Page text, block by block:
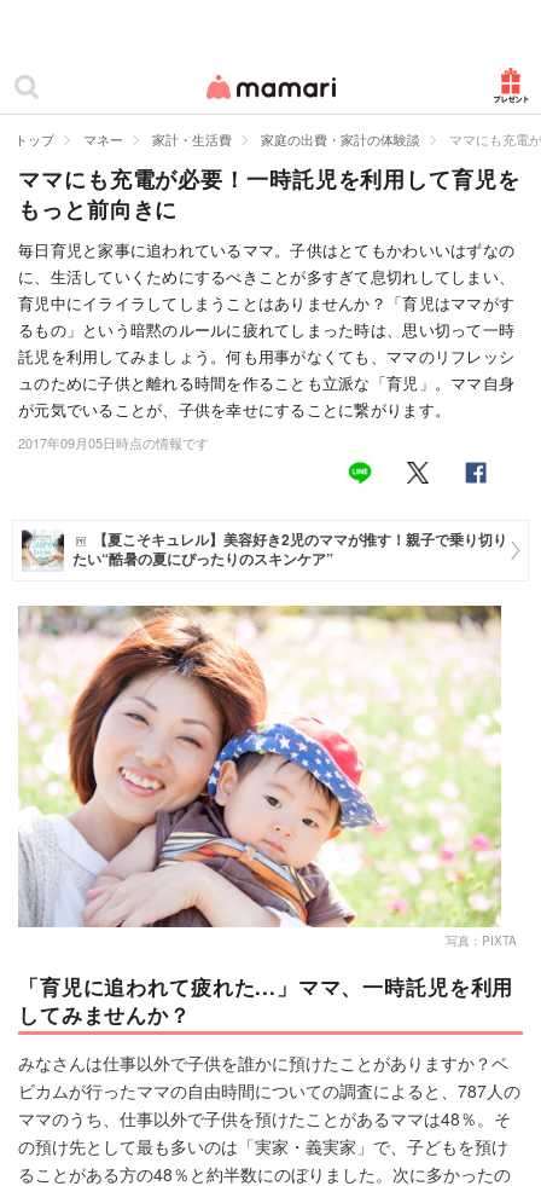
ママリ
カテゴリー一覧
妊娠
出産
赤ちゃん・育児
子育て・家族
病院
住まい
トレンド・イベント
トップ マネー 家計・生活費 家庭の出費・家計の体験談 ママにも充電
ママにも充電が必要！一時託児を利用して育児を
もっと前向きに
毎日育児と家事に追われているママ。子供はとてもかわいいはずなの
に、生活していくためにするべきことが多すぎて息切れしてしまい、
育児中にイライラしてしまうことはありませんか？「育児はママがす
るもの」という暗黙のルールに疲れてしまった時は、思い切って一時
託児を利用してみましょう。何も用事がなくても、ママのリフレッシ
ュのために子供と離れる時間を作ることも立派な「育児」。ママ自身
が元気でいることが、子供を幸せにすることに繋がります。
2017年09月05日時点の情報です
【夏こそキュレル】美容好き2児のママが推す！親子で乗り切り
たい“酷暑の夏にぴったりのスキンケア”
写真：PIXTA
「育児に追われて疲れた...」ママ、一時託児を利用
してみませんか？
みなさんは仕事以外で子供を誰かに預けたことがありますか？ベ
ビカムが行ったママの自由時間についての調査によると、787人の
ママのうち、仕事以外で子供を預けたことがあるママは48％。そ
の預け先として最も多いのは「実家・義実家」で、子どもを預け
ることがある方の48％と約半数にのぼりました。次に多かったの